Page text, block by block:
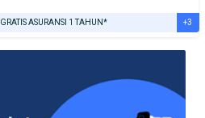
GRATIS ASURANSI 1 TAHUN* +3